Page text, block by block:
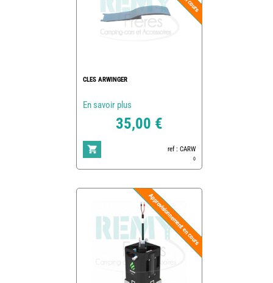
CLES ARWINGER
En savoir plus
35,00 €
ref : CARW
0